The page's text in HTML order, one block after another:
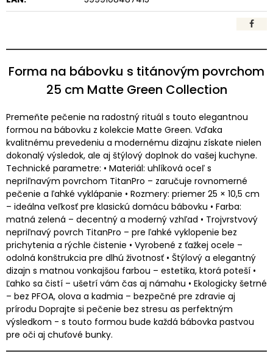
Forma na bábovku s titánovým povrchom
25 cm Matte Green Collection
Premeňte pečenie na radostný rituál s touto elegantnou
formou na bábovku z kolekcie Matte Green. Vďaka
kvalitnému prevedeniu a modernému dizajnu získate nielen
dokonalý výsledok, ale aj štýlový doplnok do vašej kuchyne.
Technické parametre: • Materiál: uhlíková oceľ s
nepriľnavým povrchom TitanPro – zaručuje rovnomerné
pečenie a ľahké vyklápanie • Rozmery: priemer 25 × 10,5 cm
– ideálna veľkosť pre klasickú domácu bábovku • Farba:
matná zelená – decentný a moderný vzhľad • Trojvrstvový
nepriľnavý povrch TitanPro – pre ľahké vyklopenie bez
prichytenia a rýchle čistenie • Vyrobené z ťažkej ocele –
odolná konštrukcia pre dlhú životnosť • Štýlový a elegantný
dizajn s matnou vonkajšou farbou – estetika, ktorá poteší •
Ľahko sa čistí – ušetrí vám čas aj námahu • Ekologicky šetrné
– bez PFOA, olova a kadmia – bezpečné pre zdravie aj
prírodu Doprajte si pečenie bez stresu as perfektným
výsledkom - s touto formou bude každá bábovka pastvou
pre oči aj chuťové bunky.